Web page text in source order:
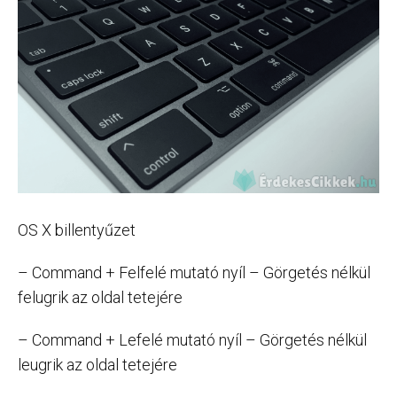
OS X billentyűzet
– Command + Felfelé mutató nyíl – Görgetés nélkül
felugrik az oldal tetejére
– Command + Lefelé mutató nyíl – Görgetés nélkül
leugrik az oldal tetejére